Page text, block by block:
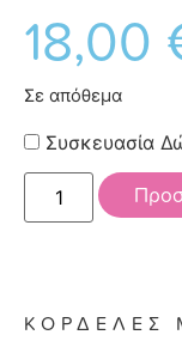
ΚΟΡΔΕΛΕΣ
18,00
Σε απόθεμα
Συσκευασία